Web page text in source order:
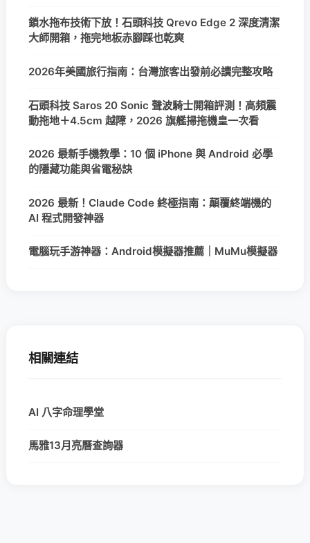
鎖水拖布技術下放！石頭科技 Qrevo Edge 2 深度清潔
大師開箱，拖完地板赤腳踩也乾爽
2026年美國旅行指南：台灣旅客出發前必讀完整攻略
石頭科技 Saros 20 Sonic 聲波騎士開箱評測！高頻震
動拖地＋4.5cm 越障，2026 旗艦掃拖機皇一次看
2026 最新手機教學：10 個 iPhone 與 Android 必學
的隱藏功能與省電秘訣
2026 最新！Claude Code 終極指南：顛覆終端機的
AI 程式開發神器
電腦玩手游神器：Android模擬器推薦｜MuMu模擬器
相關連結
AI 八字命理學堂
馬雅13月亮曆查詢器